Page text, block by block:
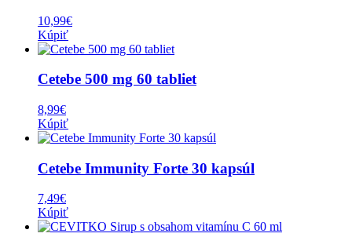
10,99€
Kúpiť
Cetebe 500 mg 60 tabliet
8,99€
Kúpiť
Cetebe Immunity Forte 30 kapsúl
7,49€
Kúpiť